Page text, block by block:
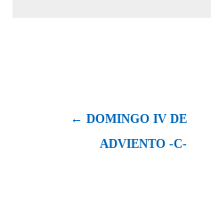
← DOMINGO IV DE
ADVIENTO -C-